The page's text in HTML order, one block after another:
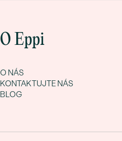
O Eppi
O NÁS
KONTAKTUJTE NÁS
BLOG